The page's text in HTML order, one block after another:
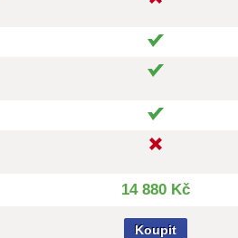
14 880 Kč
Koupit